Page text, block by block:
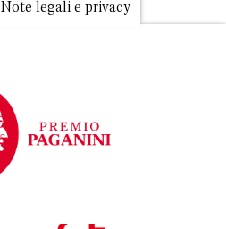
Note legali e privacy